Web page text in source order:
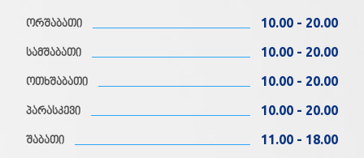
ორშაბათი 10.00 - 20.00
სამშაბათი 10.00 - 20.00
ოთხშაბათი 10.00 - 20.00
პარასკევი 10.00 - 20.00
შაბათი 11.00 - 18.00